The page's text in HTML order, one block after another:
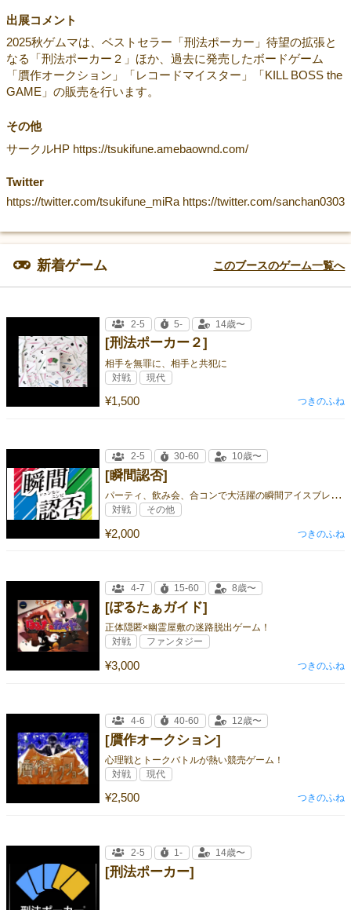
出展コメント
2025秋ゲムマは、ベストセラー「刑法ポーカー」待望の拡張と
なる「刑法ポーカー２」ほか、過去に発売したボードゲーム
「贋作オークション」「レコードマイスター」「KILL BOSS the
GAME」の販売を行います。
その他
サークルHP https://tsukifune.amebaownd.com/
Twitter
https://twitter.com/tsukifune_miRa https://twitter.com/sanchan0303
新着ゲーム このブースのゲーム一覧へ
[刑法ポーカー２]
相手を無罪に、相手と共犯に
¥1,500
2-5 5- 14歳〜
対戦 現代
つきのふね
[瞬間認否]
パ
ーティ、飲み会、合コンで大活躍の瞬間アイスブレイクゲーム！
¥2,000
2-5 30-60 10歳〜
対戦 その他
つきのふね
[ぽるたぁガイド]
正体隠匿×幽霊屋敷の迷路脱出ゲーム！
¥3,000
4-7 15-60 8歳〜
対戦 ファンタジー
つきのふね
[贋作オークション]
心理戦とトークバトルが熱い競売ゲーム！
¥2,500
4-6 40-60 12歳〜
対戦 現代
つきのふね
[刑法ポーカー]
2-5 1- 14歳〜